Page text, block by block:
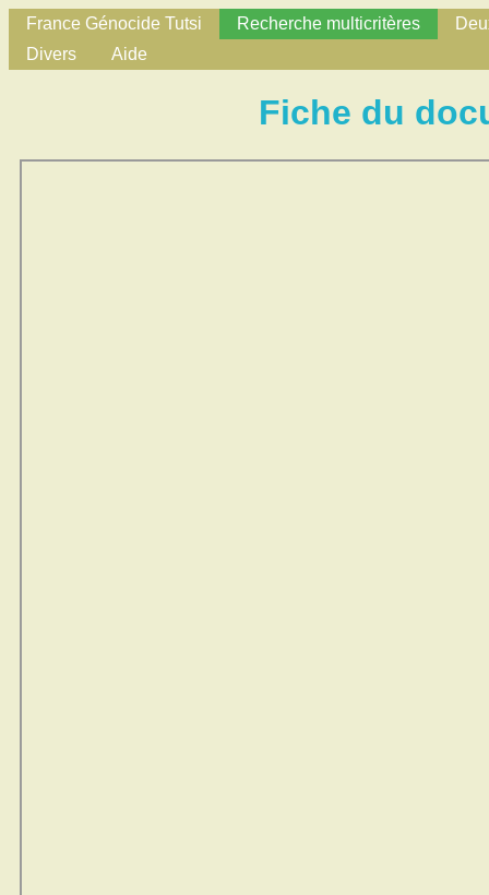
France Génocide Tutsi Recherche multicritères
Divers
Aide
Fiche du